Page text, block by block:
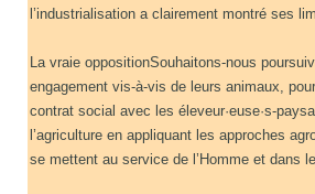
l’industrialisation a clairement montré ses
La vraie oppositionSouhaitons-nous
engagement vis-à-vis de leurs animaux,
contrat social avec les éleveur·euse·s-
l’agriculture en appliquant les approches
se mettent au service de l’Homme et dans